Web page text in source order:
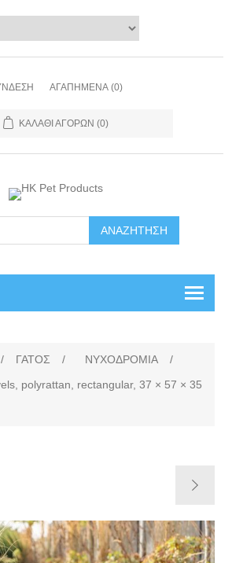
ΑΓΑΠΗΜΈΝΑ (0)
ΚΑΛΆΘΙ ΑΓΟΡΏΝ (0)
ΑΝΑΖΉΤΗΣΗ
/ ΓΑΤΟΣ / ΝΥΧΟΔΡΟΜΙΑ
/
polyrattan, rectangular, 37 × 57 × 35